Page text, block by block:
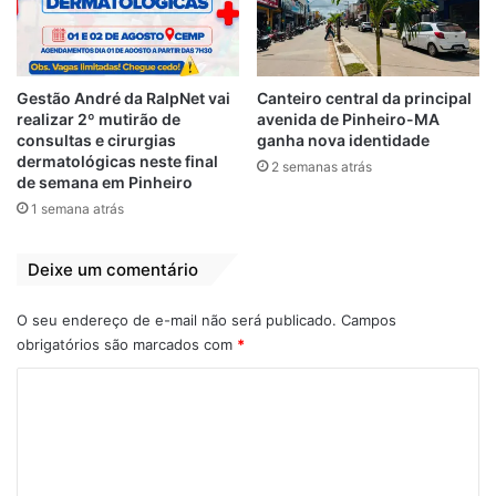
Inúmeros decretos foram publicados,
lockdown já funciona há 10 dias, rodízio de
veículos já foi implantado, mas não vejo um
profissional de saúde dar uma entrevista
técnica, já que o secretário de saúde do
estado é um advogado e nesta pandemia se
verdadeiro papagaio ensaiado. O que não é
acorda sem uma expectativa de futuro
promissor.
Gestão André da RalpNet vai
realizar 2º mutirão de
consultas e cirurgias
dermatológicas neste final
de semana em Pinheiro
1 semana atrás
Canteiro central da principal
avenida de Pinheiro-MA
ganha nova identidade
2 semanas atrás
Deixe um comentário
O seu endereço de e-mail não será publicado. Campos
obrigatórios são marcados com *